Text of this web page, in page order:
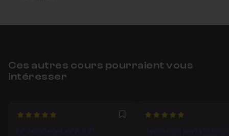
Ces autres cours pourraient vous
intéresser
5 Favori
Le JavaScript de A à Z
5
JavaScript par la